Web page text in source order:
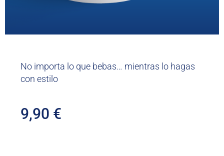
No importa lo que bebas… mientras lo hagas
con estilo
9,90 €